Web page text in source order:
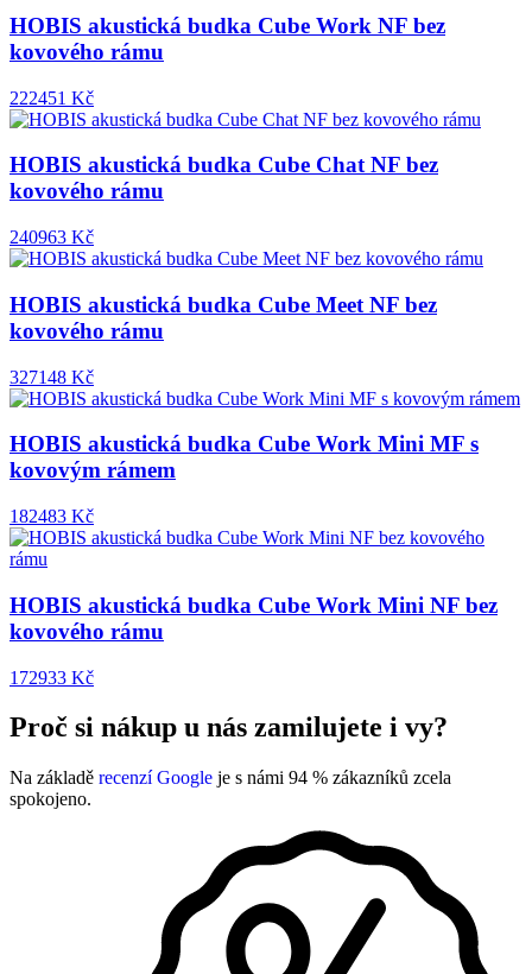
HOBIS akustická budka Cube Work NF bez
kovového rámu
222451 Kč
HOBIS akustická budka Cube Chat NF bez
kovového rámu
240963 Kč
HOBIS akustická budka Cube Meet NF bez
kovového rámu
327148 Kč
HOBIS akustická budka Cube Work Mini MF s
kovovým rámem
182483 Kč
HOBIS akustická budka Cube Work Mini NF bez
kovového rámu
172933 Kč
Proč si nákup u nás zamilujete i vy?
Na základě recenzí Google je s námi 94 % zákazníků zcela
spokojeno.